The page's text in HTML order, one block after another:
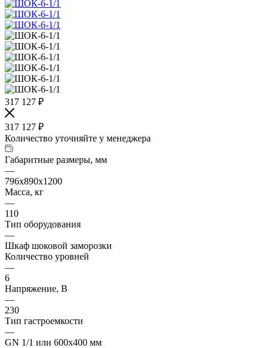
317 127 ₽
317 127 ₽
Количество уточняйте у менеджера
Габаритные размеры, мм
—
796х890х1200
Масса, кг
—
110
Тип оборудования
—
Шкаф шоковой заморозки
Количество уровней
—
6
Напряжение, В
—
230
Тип гастроемкости
—
GN 1/1 или 600х400 мм